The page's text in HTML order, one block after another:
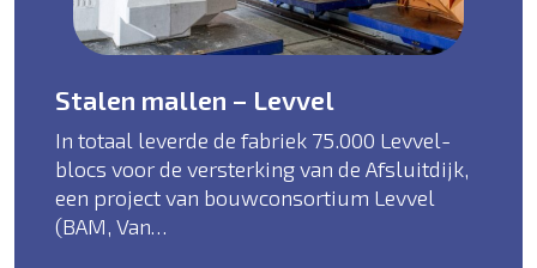
Stalen mallen – Levvel
In totaal leverde de fabriek 75.000 Levvel-
blocs voor de versterking van de Afsluitdijk,
een project van bouwconsortium Levvel
(BAM, Van…